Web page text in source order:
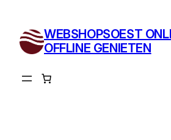
inhoud
WEBSHOPSOEST
OFFLINE GENIETEN